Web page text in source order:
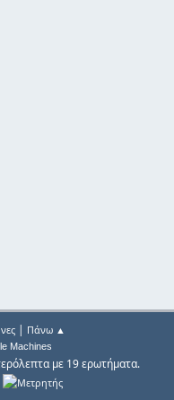
| Πάνω ▲
Machines
με 19 ερωτήματα.